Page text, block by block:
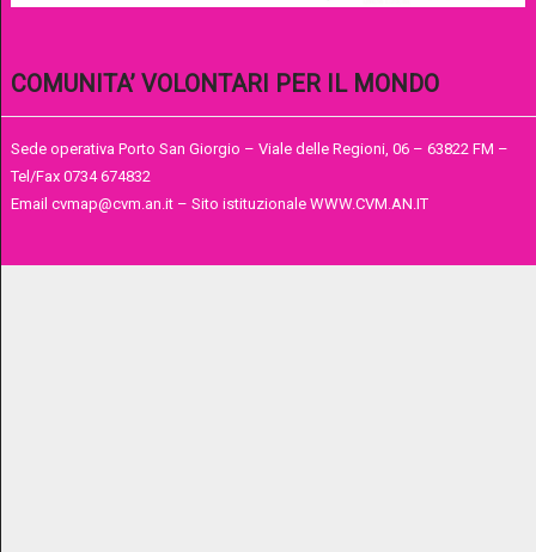
COMUNITA’ VOLONTARI PER IL MONDO
Sede operativa Porto San Giorgio – Viale delle Regioni, 06 – 63822 FM –
Tel/Fax 0734 674832
Email cvmap@cvm.an.it – Sito istituzionale WWW.CVM.AN.IT